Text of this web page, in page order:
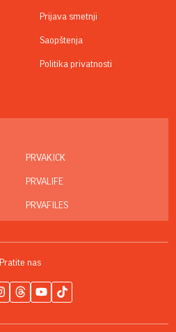
Prijava smetnji
Saopštenja
Politika privatnosti
PRVAKICK
PRVALIFE
PRVAFILES
Pratite nas